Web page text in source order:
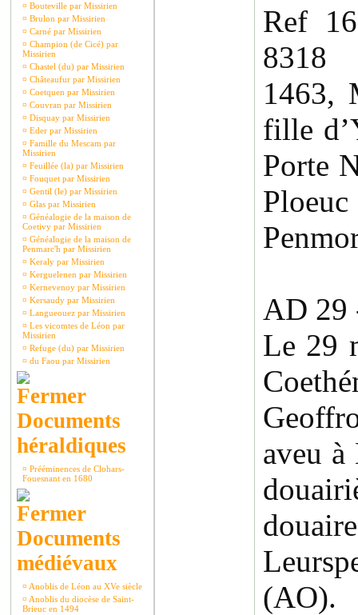
¤ Bouteville par Missirien
¤ Brulon par Missirien
¤ Carné par Missirien
¤ Champion (de Cicé) par
Missirien
¤ Chastel (du) par Missirien
¤ Châteaufur par Missirien
¤ Coetquen par Missirien
¤ Couvran par Missirien
¤ Disquay par Missirien
¤ Eder par Missirien
¤ Famille du Mescam par
Missirien
¤ Feuillée (la) par Missirien
¤ Fouquet par Missirien
¤ Gentil (le) par Missirien
¤ Glas par Missirien
¤ Généalogie de la maison de
Coetivy par Missirien
¤ Généalogie de la maison de
Penmarc'h par Missirien
¤ Keraly par Missirien
¤ Kerguelenen par Missirien
¤ Kernevenoy par Missirien
¤ Kersaudy par Missirien
¤ Langueouez par Missirien
¤ Les vicomtes de Léon par
Missirien
¤ Refuge (du) par Missirien
¤ du Faou par Missirien
Documents
héraldiques
¤ Prééminences de Clohars-
Fouesnant en 1680
Documents
médiévaux
¤ Anoblis de Léon au XVe siècle
¤ Anoblis du diocèse de Saint-
Brieuc en 1494
Ref
8318
1463,
fille
Porte
AD 29
Le 29
aveu à
(AO).